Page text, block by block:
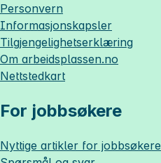
Personvern
Informasjonskapsler
Tilgjengelighetserklæring
Om arbeidsplassen.no
Nettstedkart
For jobbsøkere
Nyttige artikler for jobbsøkere